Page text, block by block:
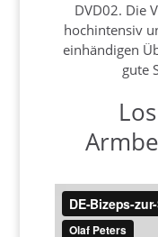
DVD02. Die
hochintensiv
einhändigen
gute